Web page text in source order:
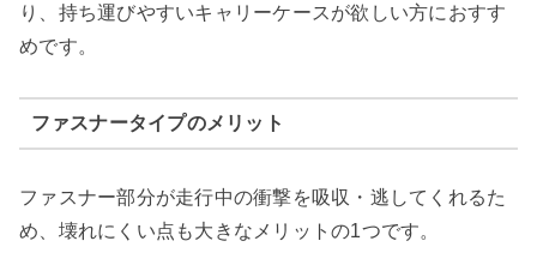
り、持ち運びやすいキャリーケースが欲しい方におすす
めです。
ファスナータイプのメリット
ファスナー部分が走行中の衝撃を吸収・逃してくれるた
め、壊れにくい点も大きなメリットの1つです。